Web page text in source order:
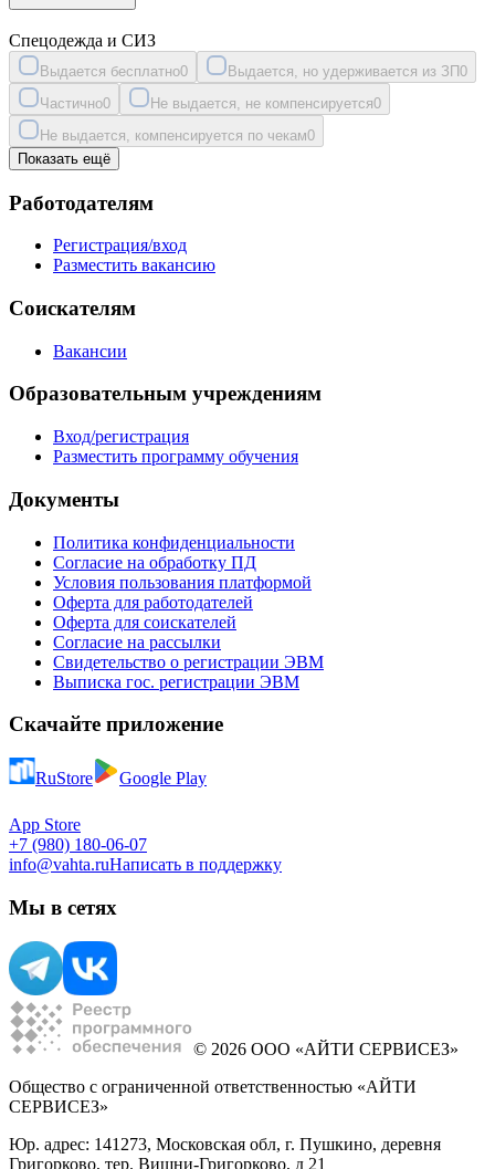
Спецодежда и СИЗ
Выдается бесплатно0 Выдается, но удерживается из ЗП0
Частично0 Не выдается, не компенсируется0
Не выдается, компенсируется по чекам0
Показать ещё
Работодателям
Регистрация/вход
Разместить вакансию
Соискателям
Вакансии
Образовательным учреждениям
Вход/регистрация
Разместить программу обучения
Документы
Политика конфиденциальности
Согласие на обработку ПД
Условия пользования платформой
Оферта для работодателей
Оферта для соискателей
Согласие на рассылки
Свидетельство о регистрации ЭВМ
Выписка гос. регистрации ЭВМ
Скачайте приложение
RuStore Google Play
App Store
+7 (980) 180-06-07
info@vahta.ruНаписать в поддержку
Мы в сетях
© 2026 ООО «АЙТИ СЕРВИСЕЗ»
Общество с ограниченной ответственностью «АЙТИ
СЕРВИСЕЗ»
Юр. адрес: 141273, Московская обл, г. Пушкино, деревня
Григорково, тер. Вишни-Григорково, д 21